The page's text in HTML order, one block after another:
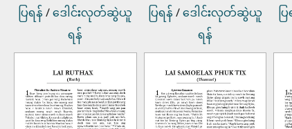
ပြရန် /ဒေါင်းလုတ်ဆွဲယူ
ရန်
ပြရန် /ဒေါင်းလုတ်ဆွဲယူ
ရန်
ပ